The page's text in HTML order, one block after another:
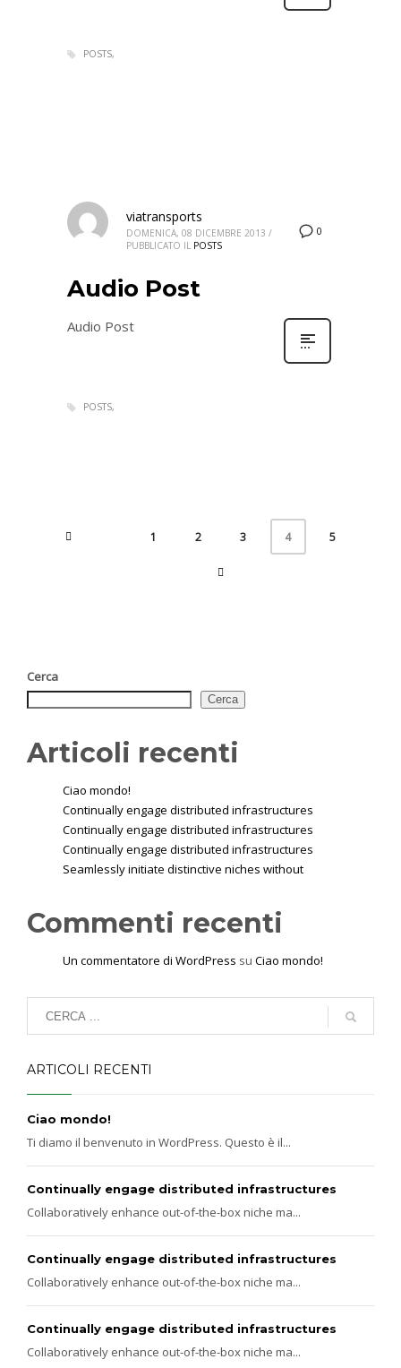
POSTS
0
viatransports
DOMENICA, 08 DICEMBRE 2013 /
PUBBLICATO IL POSTS
Audio Post
Audio Post
POSTS
1 2 3 4 5
Cerca
Cerca
Articoli recenti
Ciao mondo!
Continually engage distributed infrastructures
Continually engage distributed infrastructures
Continually engage distributed infrastructures
Seamlessly initiate distinctive niches without
Commenti recenti
Un commentatore di WordPress su Ciao mondo!
ARTICOLI RECENTI
Ciao mondo!
Ti diamo il benvenuto in WordPress. Questo è il...
Continually engage distributed infrastructures
Collaboratively enhance out-of-the-box niche ma...
Continually engage distributed infrastructures
Collaboratively enhance out-of-the-box niche ma...
Continually engage distributed infrastructures
Collaboratively enhance out-of-the-box niche ma...